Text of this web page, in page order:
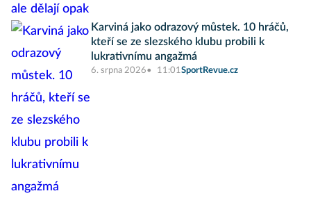
Karviná jako odrazový můstek. 10 hráčů,
kteří se ze slezského klubu probili k
lukrativnímu angažmá
6. srpna 2026 11:01SportRevue.cz